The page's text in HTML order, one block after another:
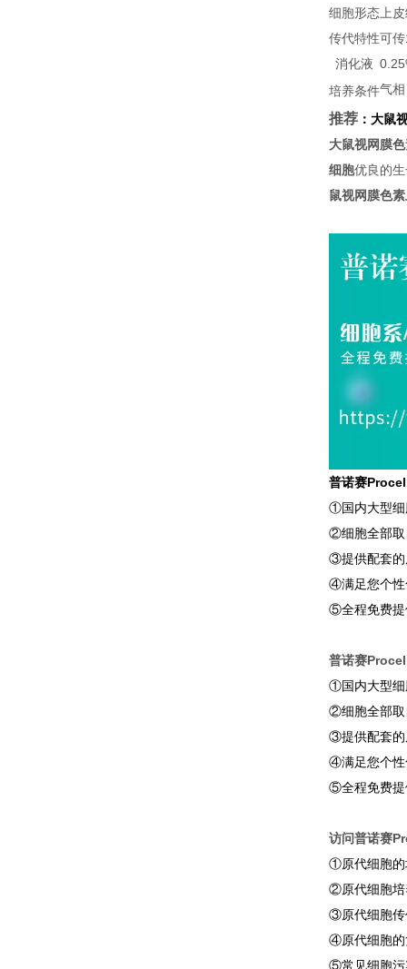
细胞形态 上
传代特性可
消化液
培养条件气
推荐 ： 大鼠
大鼠视网膜
细胞优良的
鼠视网膜色
普诺赛
①国内大型细
②细胞全部取
③提供配套的
④满足您个性
⑤全程免费提
普诺赛
①国内大型细
②细胞全部取
③提供配套的
④满足您个性
⑤全程免费提
访问普诺赛
①原代细胞的
②原代细胞培
③原代细胞传
④原代细胞的
⑤常见细胞污